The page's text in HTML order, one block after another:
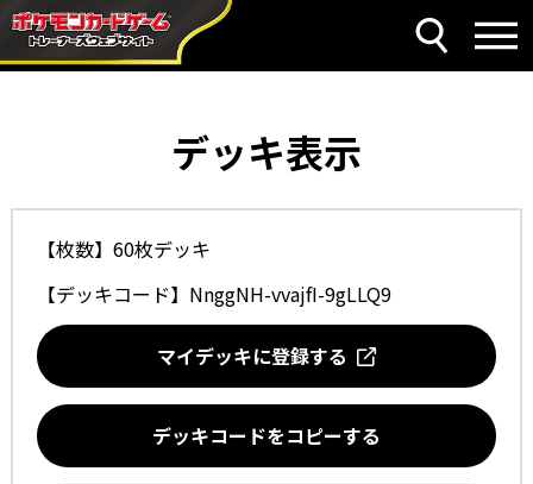
デッキ表示
【枚数】60枚デッキ
【デッキコード】 NnggNH-vvajfI-9gLLQ9
マイデッキに登録する
デッキコードをコピーする